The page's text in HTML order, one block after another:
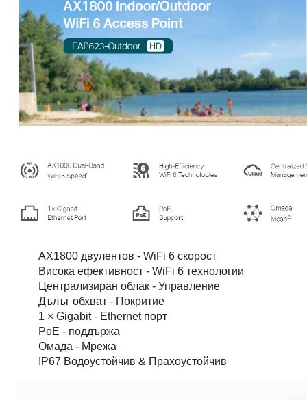
AX1800 двулентов - WiFi 6 скорост
Висока ефективност - WiFi 6 технологии
Централизиран облак - Управление
Дълъг обхват - Покритие
1 × Gigabit - Ethernet порт
PoE - поддържа
Омада - Мрежа
IP67 Водоустойчив & Прахоустойчив